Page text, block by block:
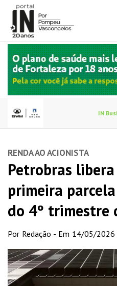
IN
RENDA AO ACIONISTA
Petrobras
primeira
do 4º trimestre
Por Redação - Em 14/05/